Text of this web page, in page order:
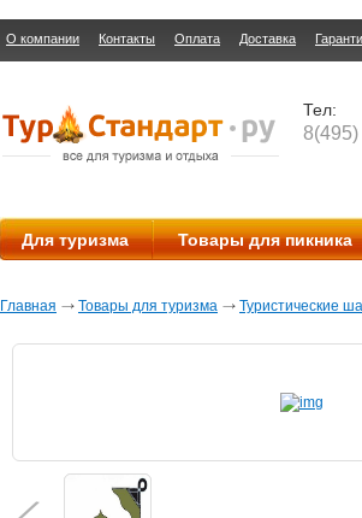
О компании Контакты Оплата Доставка
Тел:
8(495)
Для туризма Товары для пикника
Главная Товары для туризма Туристические